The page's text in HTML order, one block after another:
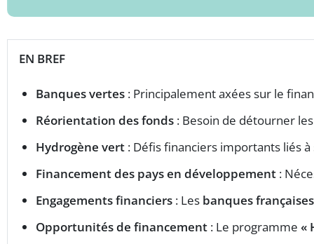
EN BREF
Banques vertes : Principalement axées sur le
Réorientation des fonds : Besoin de détourner
Hydrogène vert : Défis financiers importants liés
Financement des pays en développement :
Engagements financiers : Les banques françaises
Opportunités de financement : Le programme «